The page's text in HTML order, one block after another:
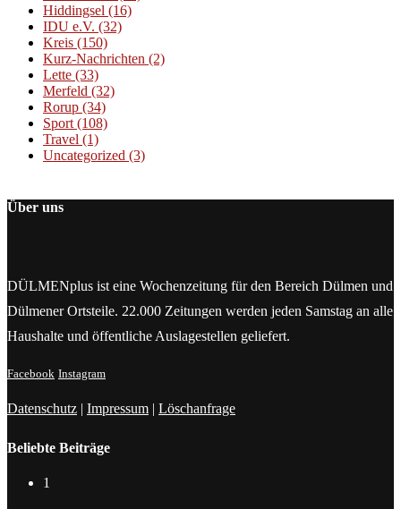
Hiddingsel (16)
IDU e.V. (32)
Kreis (150)
Kurz-Nachrichten (2)
Lette (33)
Merfeld (32)
Rorup (34)
Sport (108)
Travel (1)
Uncategorized (3)
Über uns
DÜLMENplus ist eine Wochenzeitung für den Bereich Dülmen und
Dülmener Ortsteile. 22.000 Zeitungen werden jeden Samstag an alle
Haushalte und öffentliche Auslagestellen geliefert.
Facebook Instagram
Datenschutz | Impressum | Löschanfrage
Beliebte Beiträge
1